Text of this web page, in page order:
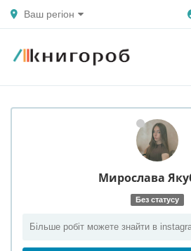
Ваш регіон
Мирослава
Без статусу
Більше робіт можете знайти в